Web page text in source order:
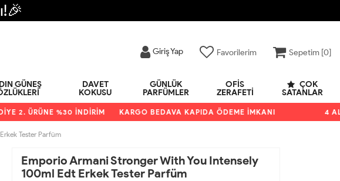
Giriş Yap Favorilerim Sepetim [0]
GÜNEŞ
DAVET
KOKUSU
GÜNLÜK
PARFÜMLER
OFIS
ZERAFETI
ÇOK
SATANLAR
2. ÜRÜNE %30 İNDİRİM KARGO BEDAVA KAPIDA ÖDEME İMKANI 4 AL 3
Tester Parfüm
Emporio Armani Stronger With You Intensely
100ml Edt Erkek Tester Parfüm